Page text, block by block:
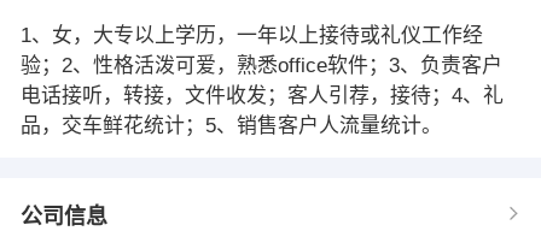
1、女，大专以上学历，一年以上接待或礼仪工作经
验；2、性格活泼可爱，熟悉office软件；3、负责客户
电话接听，转接，文件收发；客人引荐，接待；4、礼
品，交车鲜花统计；5、销售客户人流量统计。
公司信息